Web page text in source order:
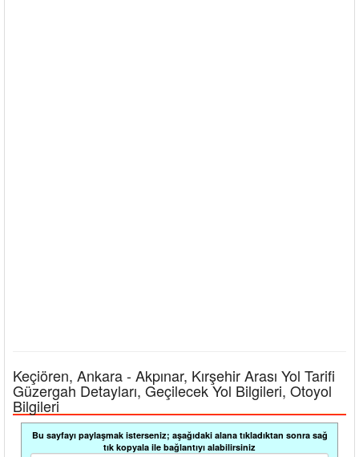
Keçiören, Ankara - Akpınar, Kırşehir Arası Yol Tarifi
Güzergah Detayları, Geçilecek Yol Bilgileri, Otoyol
Bilgileri
Bu sayfayı paylaşmak isterseniz; aşağıdaki alana tıkladıktan sonra sağ
tık kopyala ile bağlantıyı alabilirsiniz